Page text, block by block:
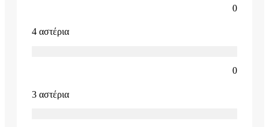
0
4 αστέρια
0
3 αστέρια